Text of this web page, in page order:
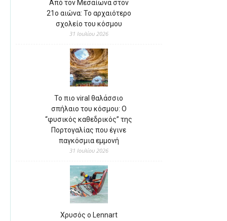
Από τον Μεσαίωνα στον
21ο αιώνα: Το αρχαιότερο
σχολείο του κόσμου
31 Ιουλίου 2026
Το πιο viral θαλάσσιο
σπήλαιο του κόσμου: Ο
“φυσικός καθεδρικός” της
Πορτογαλίας που έγινε
παγκόσμια εμμονή
31 Ιουλίου 2026
Χρυσός ο Lennart